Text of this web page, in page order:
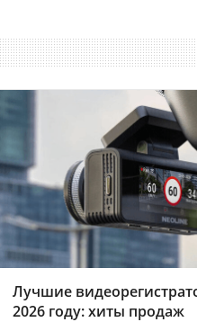
Лучшие
2026 году: хиты продаж